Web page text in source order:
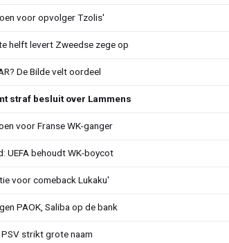
voor opvolger Tzolis'
helft levert Zweedse zege op
De Bilde velt oordeel
straf besluit over Lammens
voor Franse WK-ganger
UEFA behoudt WK-boycot
voor comeback Lukaku'
PAOK, Saliba op de bank
strikt grote naam